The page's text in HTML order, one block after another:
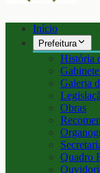
Início
Prefeitura
História
Galeria
Obras
Quadro